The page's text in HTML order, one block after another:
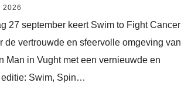
2026
27 september keert Swim to Fight Cancer
de vertrouwde en sfeervolle omgeving van
Man in Vught met een vernieuwde en
editie: Swim, Spin…